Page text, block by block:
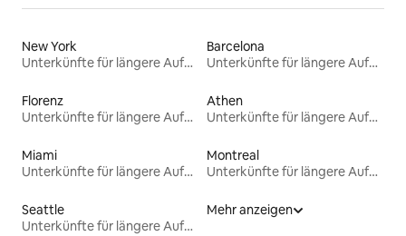
New York
Unterkünfte für längere Aufenthalte
Barcelona
Unterkünfte für längere Aufenthalte
Florenz
Unterkünfte für längere Aufenthalte
Athen
Unterkünfte für längere Aufenthalte
Miami
Unterkünfte für längere Aufenthalte
Montreal
Unterkünfte für längere Aufenthalte
Seattle
Unterkünfte für längere Aufenthalte
Mehr anzeigen